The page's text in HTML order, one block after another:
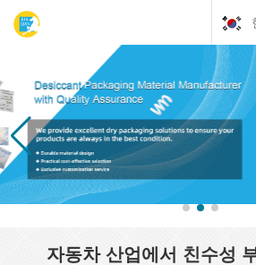
자동차 산업에서 친수성